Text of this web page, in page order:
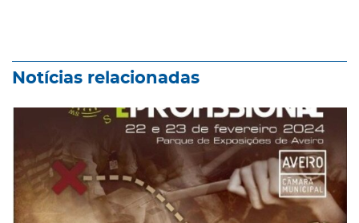
Notícias relacionadas